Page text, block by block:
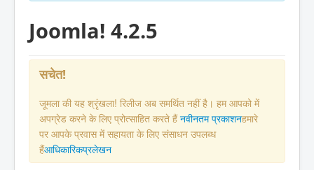
Joomla! 4.2.5
सचेत!
जूमला की यह श्रृंखला! रिलीज अब समर्थित नहीं है। हम आपको में
अपग्रेड करने के लिए प्रोत्साहित करते हैंनवीनतम प्रकाशनहमारे
पर आपके प्रवास में सहायता के लिए संसाधन उपलब्ध
हैंआधिकारिकप्रलेखन